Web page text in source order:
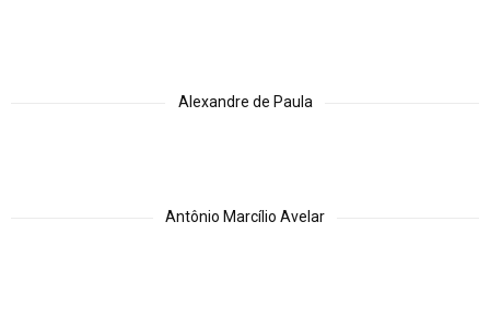
Alexandre de Paula
Antônio Marcílio Avelar